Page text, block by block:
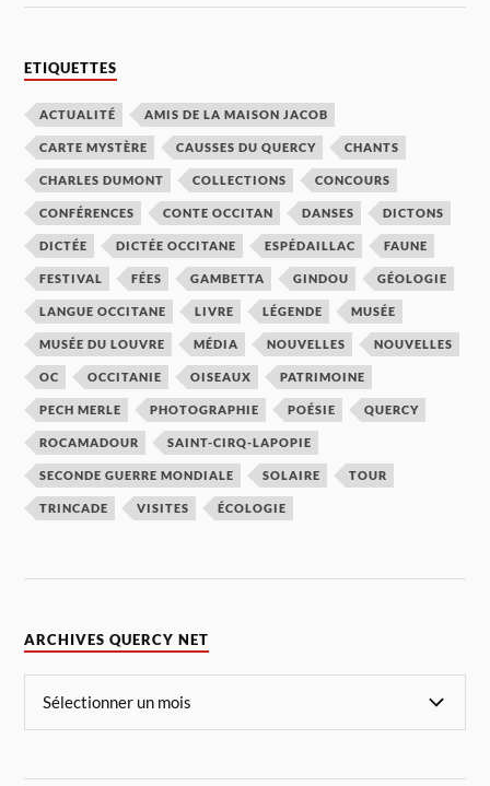
ETIQUETTES
ACTUALITÉ AMIS DE LA MAISON JACOB
CARTE MYSTÈRE CAUSSES DU QUERCY CHANTS
CHARLES DUMONT COLLECTIONS CONCOURS
CONFÉRENCES CONTE OCCITAN DANSES DICTONS
DICTÉE DICTÉE OCCITANE ESPÉDAILLAC FAUNE
FESTIVAL FÉES GAMBETTA GINDOU GÉOLOGIE
LANGUE OCCITANE LIVRE LÉGENDE MUSÉE
MUSÉE DU LOUVRE MÉDIA NOUVELLES NOUVELLES
OC OCCITANIE OISEAUX PATRIMOINE
PECH MERLE PHOTOGRAPHIE POÉSIE QUERCY
ROCAMADOUR SAINT-CIRQ-LAPOPIE
SECONDE GUERRE MONDIALE SOLAIRE TOUR
TRINCADE VISITES ÉCOLOGIE
ARCHIVES QUERCY NET